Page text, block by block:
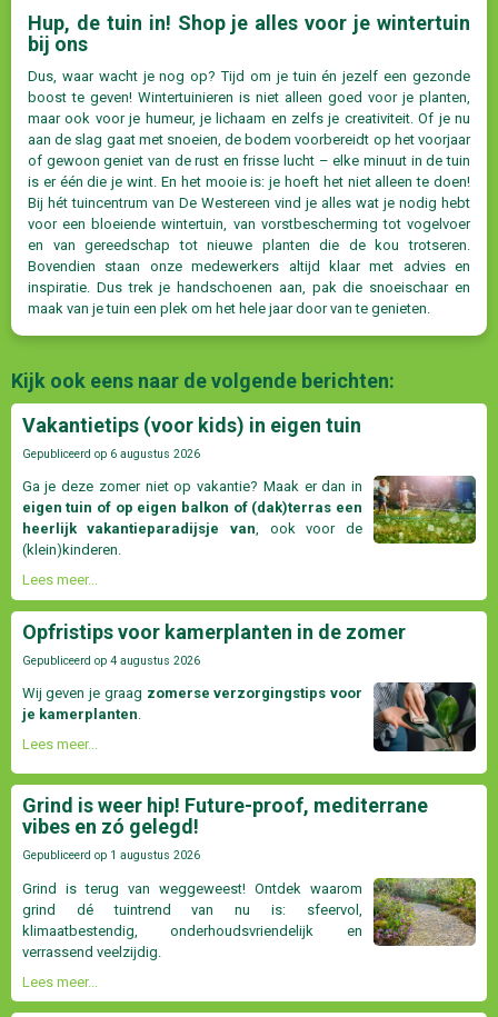
Hup, de tuin in! Shop je alles voor je wintertuin
bij ons
Dus, waar wacht je nog op? Tijd om je tuin én jezelf een gezonde
boost te geven! Wintertuinieren is niet alleen goed voor je planten,
maar ook voor je humeur, je lichaam en zelfs je creativiteit. Of je nu
aan de slag gaat met snoeien, de bodem voorbereidt op het voorjaar
of gewoon geniet van de rust en frisse lucht – elke minuut in de tuin
is er één die je wint. En het mooie is: je hoeft het niet alleen te doen!
Bij hét tuincentrum van De Westereen vind je alles wat je nodig hebt
voor een bloeiende wintertuin, van vorstbescherming tot vogelvoer
en van gereedschap tot nieuwe planten die de kou trotseren.
Bovendien staan onze medewerkers altijd klaar met advies en
inspiratie. Dus trek je handschoenen aan, pak die snoeischaar en
maak van je tuin een plek om het hele jaar door van te genieten.
Kijk ook eens naar de volgende berichten:
Vakantietips (voor kids) in eigen tuin
Gepubliceerd op 6 augustus 2026
Ga je deze zomer niet op vakantie? Maak er dan in
eigen tuin of op eigen balkon of (dak)terras een
heerlijk vakantieparadijsje van, ook voor de
(klein)kinderen.
Lees meer...
Opfristips voor kamerplanten in de zomer
Gepubliceerd op 4 augustus 2026
Wij geven je graag zomerse verzorgingstips voor
je kamerplanten.
Lees meer...
Grind is weer hip! Future-proof, mediterrane
vibes en zó gelegd!
Gepubliceerd op 1 augustus 2026
Grind is terug van weggeweest! Ontdek waarom
grind dé tuintrend van nu is: sfeervol,
klimaatbestendig, onderhoudsvriendelijk en
verrassend veelzijdig.
Lees meer...